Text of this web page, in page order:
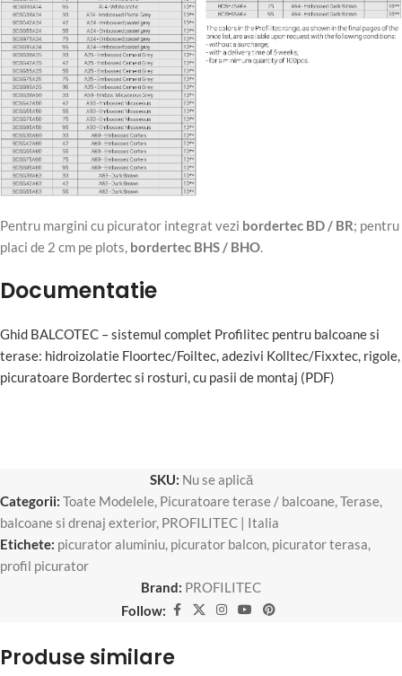
Pentru margini cu picurator integrat vezi bordertec BD / BR; pentru
placi de 2 cm pe plots, bordertec BHS / BHO.
Documentatie
Ghid BALCOTEC – sistemul complet Profilitec pentru balcoane si
terase: hidroizolatie Floortec/Foiltec, adezivi Kolltec/Fixxtec, rigole,
picuratoare Bordertec si rosturi, cu pasii de montaj (PDF)
SKU: Nu se aplică
Categorii: Toate Modelele, Picuratoare terase / balcoane,Terase,
balcoane si drenaj exterior, PROFILITEC | Italia
Etichete: picurator aluminiu, picurator balcon, picurator terasa,
profil picurator
Brand: PROFILITEC
Follow:
Produse similare